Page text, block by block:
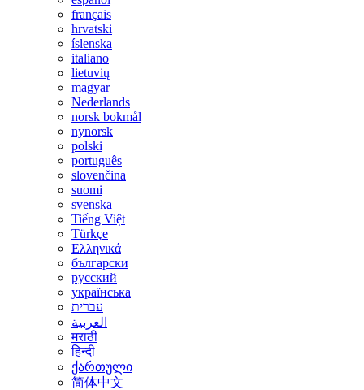
français
hrvatski
íslenska
italiano
lietuvių
magyar
Nederlands
norsk bokmål
nynorsk
polski
português
slovenčina
suomi
svenska
Tiếng Việt
Türkçe
Ελληνικά
български
русский
українська
עברית
العربية
मराठी
हिन्दी
ქართული
简体中文